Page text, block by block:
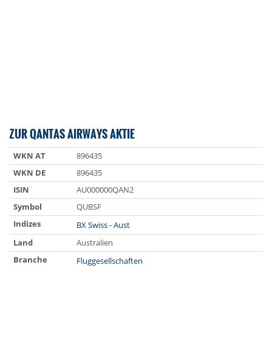
ZUR QANTAS AIRWAYS AKTIE
WKN AT
896435
WKN DE
896435
ISIN
AU000000QAN2
Symbol
QUBSF
Indizes
BX Swiss - Aust
Land
Australien
Branche
Fluggesellschaften